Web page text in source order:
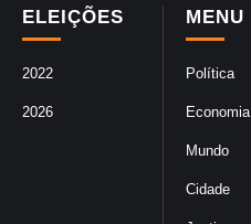
MENU
Política
Economia
Mundo
Cidade
ELEIÇÕES
2022
2026